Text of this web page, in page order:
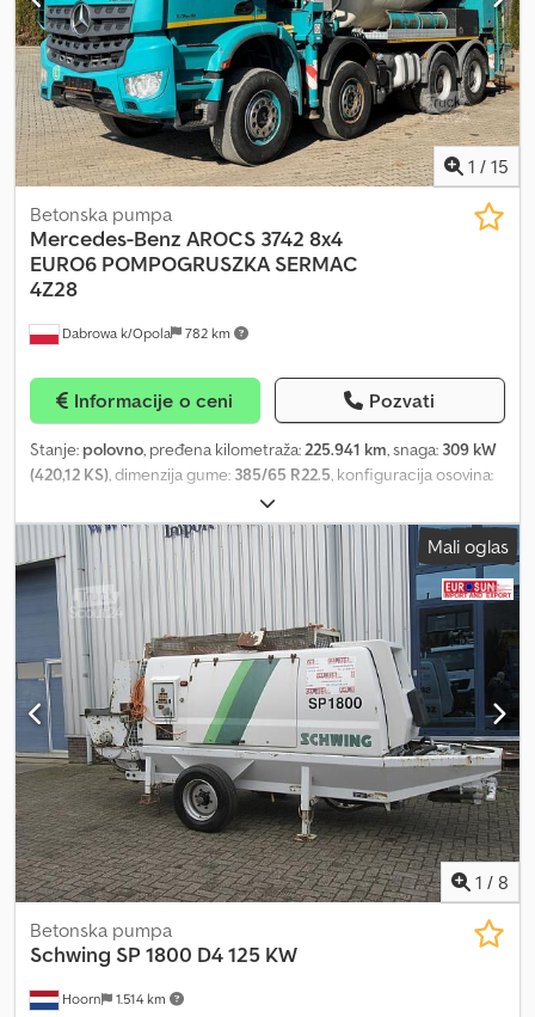
lisnate opruge Prazna masa: 24.760 kg Nosivost: 1.240 kg
Dozvoljena ukupna masa: 26.000 kg
1 / 15
Dabrowa k/Opola 782 km
Betonska pumpa
Mercedes-Benz AROCS 3742 8x4
EURO6 POMPOGRUSZKA SERMAC
4Z28
Informacije o ceni Pozvati
Stanje: polovno, pređena kilometraža:225.941 km, snaga: 309 kW
(420,12 KS), dimenzija gume: 385/65 R22.5, konfiguracija osovina:
automatski
suspencija:čelik, ukupna dužina:9.920 mm, ukupna širina:2.550
mm
, ukupna visina: 4.000 mm, zapremina tovarnog prostora: 9 m³,
Godina proizvodnje: 2018 , Oprema: ABS, centralno zaključavanje,
diferencijalna blokada, električno podesivo ogledalo,
električno podešavanje prozora, klima uređaj
, = Dodatne opcije
i oprema = - Klima uređaj - Radio - Klizni ili panoramski krov
Djdoynnw Eepfx Aa Iewa = Dodatne informacije = Upotrebljiv
materijal: beton Osovina 1: Dimenzije guma: 385/65 R22.5; Kočnice:
doboš kočnice; Vešanje: lisnato vešanje Osovina 2: Dimenzije
guma: 385/65 R22.5; Vešanje: lisnato vešanje Osovina 4: Dimenzije
guma: 315/80 R22.5; Vešanje: lisnato vešanje Prazna masa: 22.185 kg
Nosivost: 11.815 kg Najveća dozvoljena ukupna masa (zGG): 34.000
kg
Mali oglas
1 / 8
Hoorn 1.514 km
Betonska pumpa
Schwing SP 1800 D4 125 KW